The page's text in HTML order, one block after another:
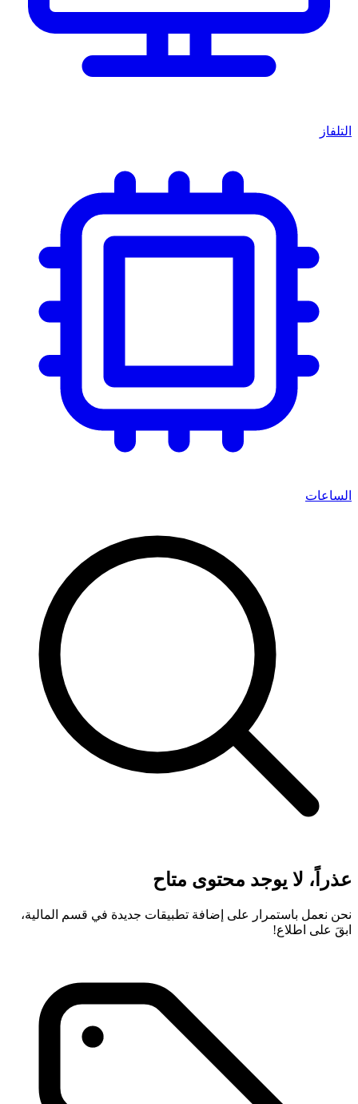
التلفاز
الساعات
عذراً، لا يوجد محتوى متاح
نحن نعمل باستمرار على إضافة تطبيقات جديدة في قسم المالية،
ابقَ على اطلاع!